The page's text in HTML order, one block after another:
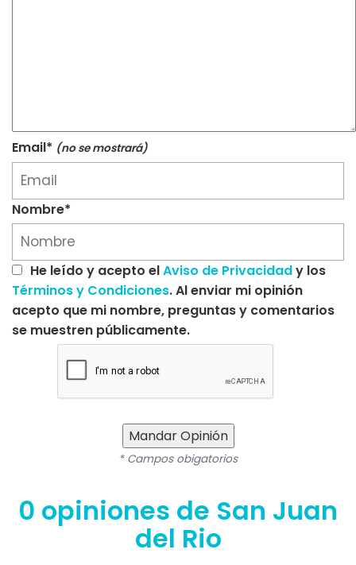
Email* (no se mostrará)
Nombre*
He leído y acepto elAviso de Privacidady los
Términos y Condiciones. Al enviar mi opinión
acepto que mi nombre, preguntas y comentarios
se muestren públicamente.
Mandar Opinión
* Campos obigatorios
0 opiniones de San Juan
del Rio